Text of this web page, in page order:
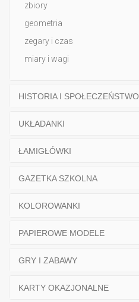
zbiory
geometria
zegary i czas
miary i wagi
HISTORIA I SPOŁECZEŃSTWO
UKŁADANKI
ŁAMIGŁÓWKI
GAZETKA SZKOLNA
KOLOROWANKI
PAPIEROWE MODELE
GRY I ZABAWY
KARTY OKAZJONALNE